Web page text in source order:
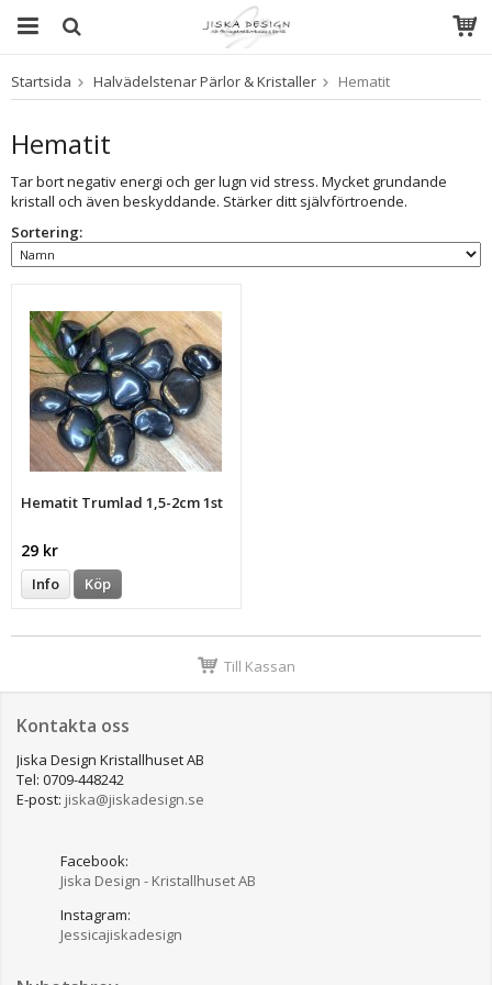
Produkten har blivit tillagd i varukorgen
Startsida Halvädelstenar Pärlor & Kristaller Hematit
Hematit
Tar bort negativ energi och ger lugn vid stress. Mycket grundande
kristall och även beskyddande. Stärker ditt självförtroende.
Sortering:
Hematit Trumlad 1,5-2cm 1st
29 kr
Info Köp
Till Kassan
Kontakta oss
Jiska Design Kristallhuset AB
Tel: 0709-448242
E-post: jiska@jiskadesign.se
Facebook:
Jiska Design - Kristallhuset AB
Instagram:
Jessicajiskadesign